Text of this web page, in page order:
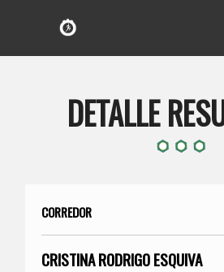
DETALLE
CORREDOR
CRISTINA RODRIGO ESQUIVA